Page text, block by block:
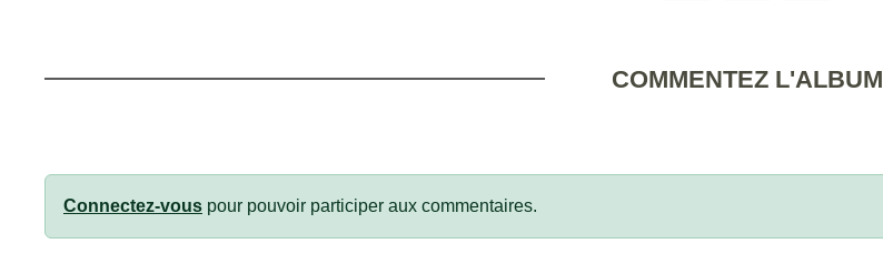
COMMENTEZ L'ALBUM
Connectez-vous pour pouvoir participer aux commentaires.